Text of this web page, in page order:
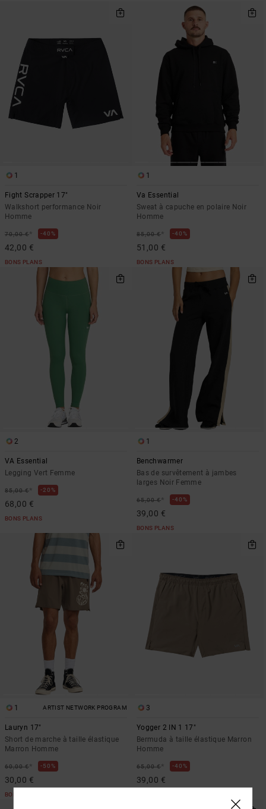
1
Fight Scrapper 17"
Walkshort performance Noir
Homme
70,00 €* 40%
42,00 €
BONS PLANS
1
Va Essential
Sweat à capuche en polaire Noir
Homme
85,00 €* 40%
51,00 €
BONS PLANS
2
VA Essential
Legging Vert Femme
85,00 €* 20%
68,00 €
BONS PLANS
1
Benchwarmer
Bas de survêtement à jambes
larges Noir Femme
65,00 €* 40%
39,00 €
BONS PLANS
1 ARTIST NETWORK PROGRAM
Lauryn 17"
Short de marche à taille élastique
Marron Homme
60,00 €* 50%
30,00 €
BONS PLANS
3
Yogger 2 IN 1 17"
Bermuda à taille élastique Marron
Homme
65,00 €* 40%
39,00 €